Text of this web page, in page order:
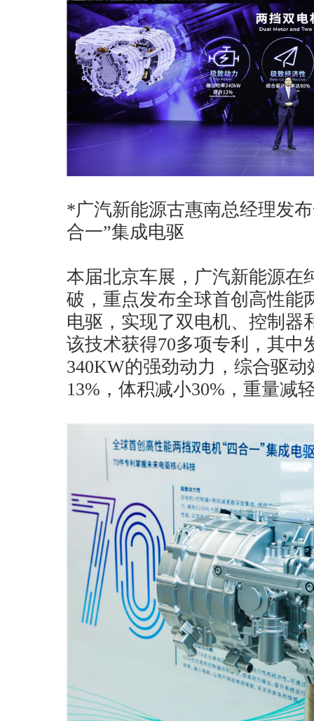
*广汽新能源古惠南总经理发
合一”集成电驱
本届北京车展，广汽新能源在
破，重点发布全球首创高性能
电驱，实现了双电机、控制器
该技术获得70多项专利，其中
340KW的强劲动力，综合驱
13%，体积减小30%，重量减